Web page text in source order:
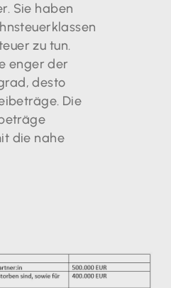
Sie haben
zu tun.
enger der
desto
Die
die nahe